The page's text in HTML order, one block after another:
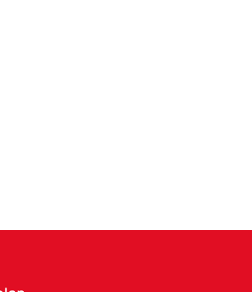
bis zur Alp Bann.
zum kleinen See hinauf, danach
(bitte vorab den Fahrplan